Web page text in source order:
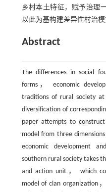
乡村本土特征，赋予治理
以此为基构建差异性村治模
Abstract
The differences in social
forms， economic
traditions of rural society
diversification of
paper attempts to
model from three
economic development
southern rural society takes
and action unit， which
model of clan organization